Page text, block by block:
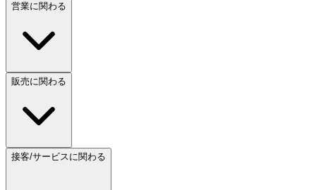
営業に関わる
販売に関わる
接客/サービスに関わる